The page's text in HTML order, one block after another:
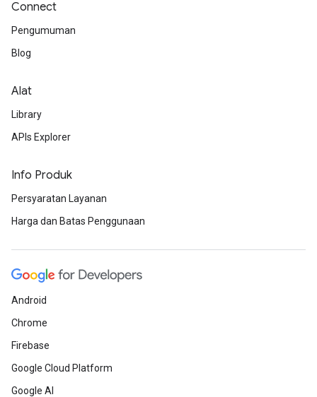
Connect
Pengumuman
Blog
Alat
Library
APIs Explorer
Info Produk
Persyaratan Layanan
Harga dan Batas Penggunaan
Android
Chrome
Firebase
Google Cloud Platform
Google AI